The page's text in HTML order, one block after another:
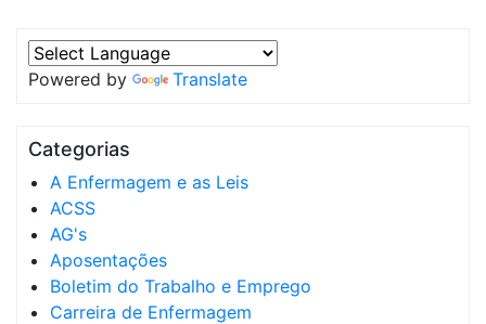
Powered by Translate
Categorias
A Enfermagem e as Leis
ACSS
AG's
Aposentações
Boletim do Trabalho e Emprego
Carreira de Enfermagem